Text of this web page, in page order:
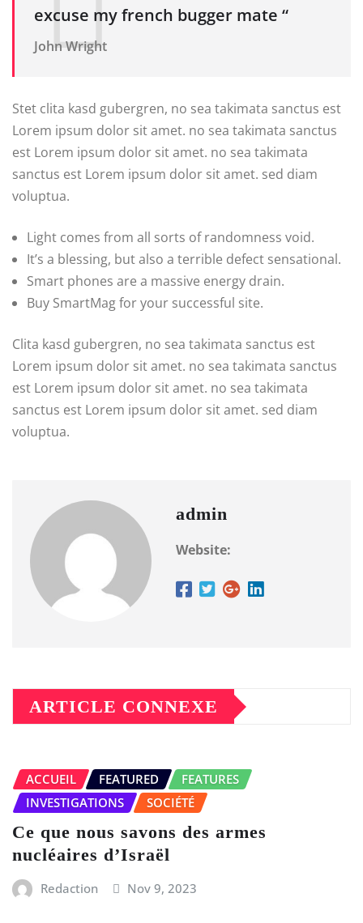
excuse my french bugger mate “
John Wright
Stet clita kasd gubergren, no sea takimata sanctus est
Lorem ipsum dolor sit amet. no sea takimata sanctus
est Lorem ipsum dolor sit amet. no sea takimata
sanctus est Lorem ipsum dolor sit amet. sed diam
voluptua.
Light comes from all sorts of randomness void.
It’s a blessing, but also a terrible defect sensational.
Smart phones are a massive energy drain.
Buy SmartMag for your successful site.
Clita kasd gubergren, no sea takimata sanctus est
Lorem ipsum dolor sit amet. no sea takimata sanctus
est Lorem ipsum dolor sit amet. no sea takimata
sanctus est Lorem ipsum dolor sit amet. sed diam
voluptua.
admin
Website:
ARTICLE CONNEXE
ACCUEIL FEATURED
FEATURES
INVESTIGATIONS
SOCIÉTÉ
Ce que nous savons des armes
nucléaires d’Israël
Redaction Nov 9, 2023